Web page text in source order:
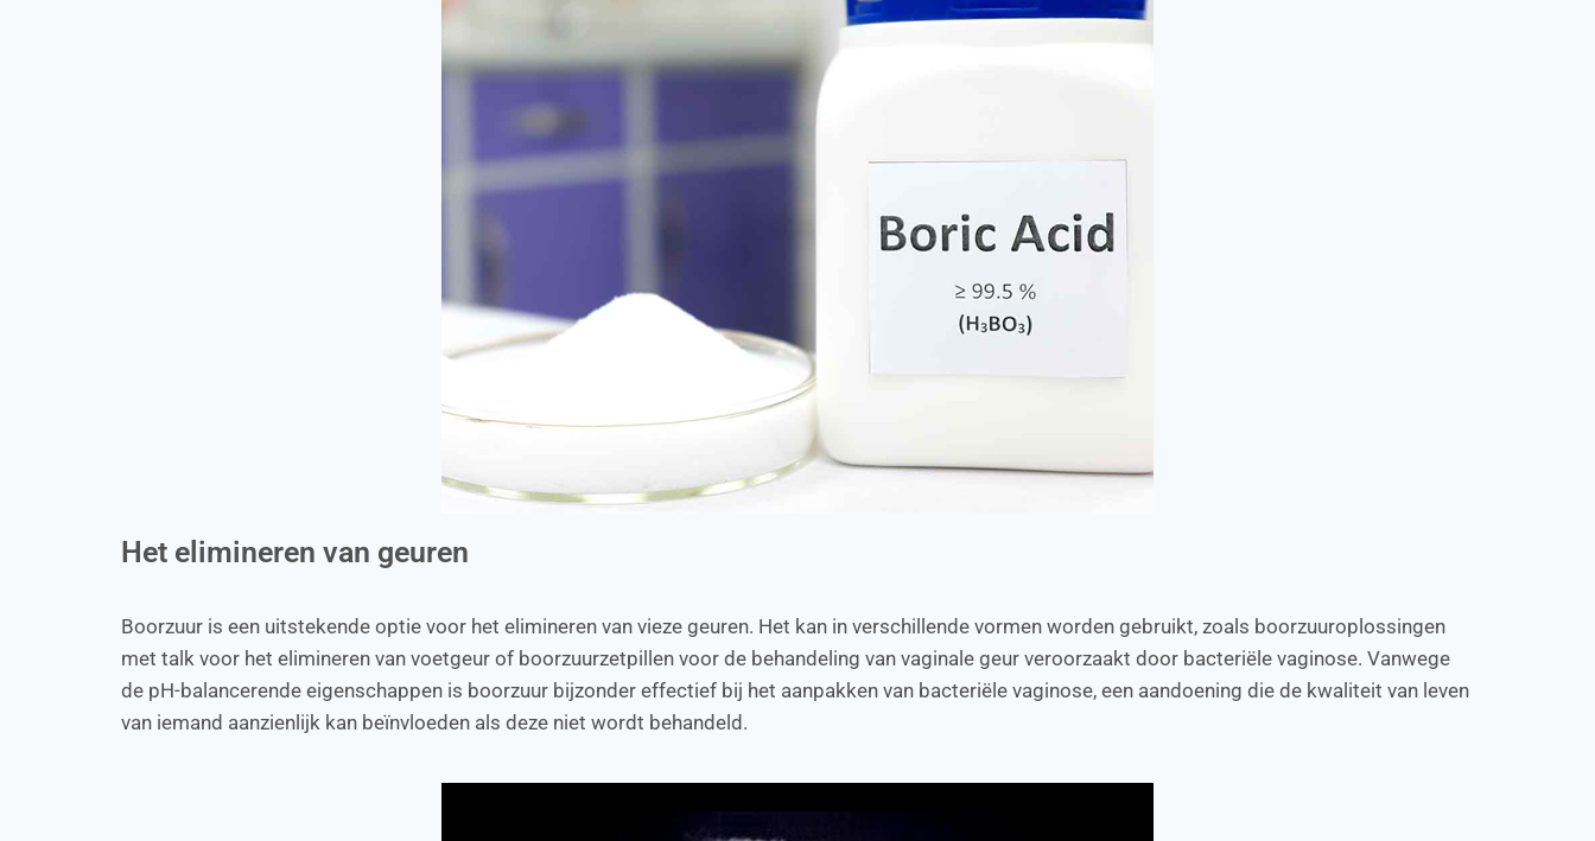
Het elimineren van geuren
Boorzuur is een uitstekende optie voor het elimineren van vieze geuren. Het kan in verschillende vormen worden gebruikt, zoals boorzuuroplossingen
met talk voor het elimineren van voetgeur of boorzuurzetpillen voor de behandeling van vaginale geur veroorzaakt door bacteriële vaginose. Vanwege
de pH-balancerende eigenschappen is boorzuur bijzonder effectief bij het aanpakken van bacteriële vaginose, een aandoening die de kwaliteit van leven
van iemand aanzienlijk kan beïnvloeden als deze niet wordt behandeld.